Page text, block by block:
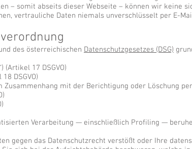
– somit abseits dieser Webseite – können wir keine
vertrauliche Daten niemals unverschlüsselt per E-
des österreichischen Datenschutzgesetzes (DSG)
(Artikel 17 DSGVO)
DSGVO)
mit der Berichtigung oder Löschung
Verarbeitung — einschließlich Profiling —
gegen das Datenschutzrecht verstößt oder Ihre